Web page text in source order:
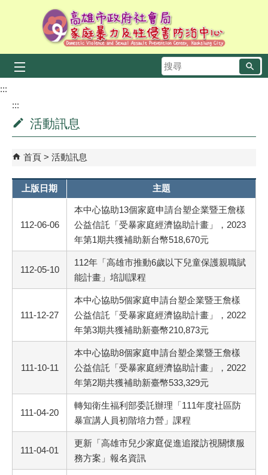
跳到主要內容區塊
搜
尋
:::
:::
活動訊息
首頁 活動訊息
上版日期 主題
112-06-06
本中心協助13個家庭申請台塑企業暨王詹樣
公益信託「受暴家庭經濟協助計畫」，2023
年第1期共獲補助新台幣518,670元
112-05-10
112年「高雄市推動6歲以下兒童保護親職賦
能計畫」培訓課程
111-12-27
本中心協助5個家庭申請台塑企業暨王詹樣
公益信託「受暴家庭經濟協助計畫」，2022
年第3期共獲補助新臺幣210,873元
111-10-11
本中心協助8個家庭申請台塑企業暨王詹樣
公益信託「受暴家庭經濟協助計畫」，2022
年第2期共獲補助新臺幣533,329元
111-04-20
轉知衛生福利部委託辦理「111年度社區防
暴宣講人員初階培力營」課程
111-04-01
更新「高雄市兒少家庭促進追蹤訪視關懷服
務方案」報名資訊